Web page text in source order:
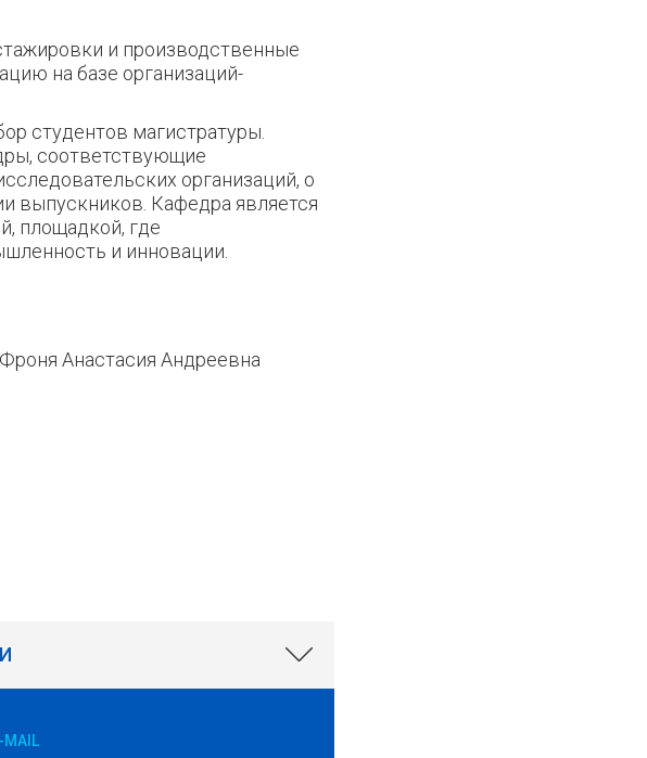
и производственные
на базе организаций-
студентов магистратуры.
соответствующие
организаций, о
выпускников. Кафедра является
площадкой, где
и инновации.
Анастасия Андреевна